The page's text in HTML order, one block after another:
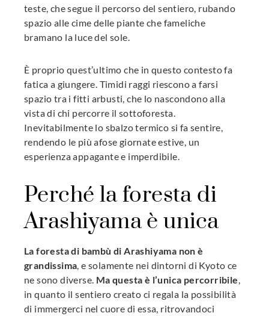
teste, che segue il percorso del sentiero, rubando
spazio alle cime delle piante che fameliche
bramano la luce del sole.
È proprio quest’ultimo che in questo contesto fa
fatica a giungere. Timidi raggi riescono a farsi
spazio tra i fitti arbusti, che lo nascondono alla
vista di chi percorre il sottoforesta.
Inevitabilmente lo sbalzo termico si fa sentire,
rendendo le più afose giornate estive, un
esperienza appagante e imperdibile.
Perché la foresta di
Arashiyama è unica
La foresta di bambù di Arashiyama non è
grandissima, e solamente nei dintorni di Kyoto ce
ne sono diverse. Ma questa è l’unica percorribile,
in quanto il sentiero creato ci regala la possibilità
di immergerci nel cuore di essa, ritrovandoci